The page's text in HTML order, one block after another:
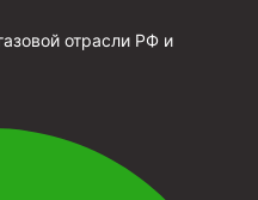
отрасли РФ и